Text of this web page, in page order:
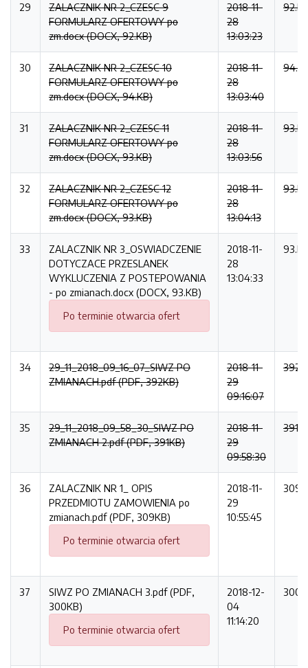
29
ZALACZNIK NR 2_CZESC 9
FORMULARZ OFERTOWY po
zm.docx (DOCX, 92.KB)
2018-11-
28
13:03:23
30
ZALACZNIK NR 2_CZESC 10
FORMULARZ OFERTOWY po
zm.docx (DOCX, 94.KB)
2018-11-
28
13:03:40
31
ZALACZNIK NR 2_CZESC 11
FORMULARZ OFERTOWY po
zm.docx (DOCX, 93.KB)
2018-11-
28
13:03:56
32
ZALACZNIK NR 2_CZESC 12
FORMULARZ OFERTOWY po
zm.docx (DOCX, 93.KB)
2018-11-
28
13:04:13
33
ZALACZNIK NR 3_OSWIADCZENIE
DOTYCZACE PRZESLANEK
WYKLUCZENIA Z POSTEPOWANIA
- po zmianach.docx (DOCX, 93.KB)
Po terminie otwarcia ofert
2018-11-
28
13:04:33
34
29_11_2018_09_16_07_SIWZ PO
ZMIANACH.pdf (PDF, 392KB)
2018-11-
29
09:16:07
35
29_11_2018_09_58_30_SIWZ PO
ZMIANACH 2.pdf (PDF, 391KB)
2018-11-
29
09:58:30
36
ZALACZNIK NR 1_ OPIS
PRZEDMIOTU ZAMOWIENIA po
zmianach.pdf (PDF, 309KB)
Po terminie otwarcia ofert
2018-11-
29
10:55:45
37
SIWZ PO ZMIANACH 3.pdf (PDF,
300KB)
Po terminie otwarcia ofert
2018-12-
04
11:14:20